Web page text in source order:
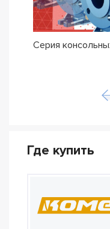
Серия
Где купить